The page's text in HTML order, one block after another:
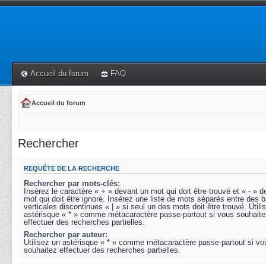
Accueil du forum FAQ
Accueil du forum
Rechercher
REQUÊTE DE LA RECHERCHE
Rechercher par mots-clés:
Insérez le caractère « + » devant un mot qui doit être trouvé et « - »
mot qui doit être ignoré. Insérez une liste de mots séparés entre des
verticales discontinues « | » si seul un des mots doit être trouvé.
astérisque « * » comme métacaractère passe-partout si vous
effectuer des recherches partielles.
Rechercher par auteur:
Utilisez un astérisque « * » comme métacaractère passe-partout si
souhaitez effectuer des recherches partielles.